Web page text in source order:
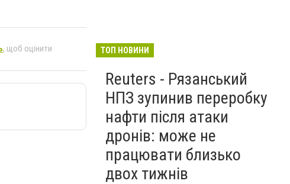
, щоб оцінити ТОП НОВИНИ
Reuters - Рязанський
НПЗ зупинив переробку
нафти після атаки
дронів: може не
працювати близько
двох тижнів